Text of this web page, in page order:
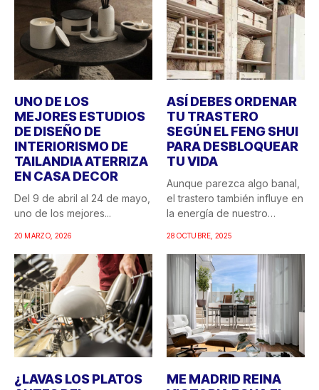
UNO DE LOS
MEJORES ESTUDIOS
DE DISEÑO DE
INTERIORISMO DE
TAILANDIA ATERRIZA
EN CASA DECOR
Del 9 de abril al 24 de mayo,
uno de los mejores...
20 MARZO, 2026
ASÍ DEBES ORDENAR
TU TRASTERO
SEGÚN EL FENG SHUI
PARA DESBLOQUEAR
TU VIDA
Aunque parezca algo banal,
el trastero también influye en
la energía de nuestro
28 OCTUBRE, 2025
¿LAVAS LOS PLATOS
ME MADRID REINA